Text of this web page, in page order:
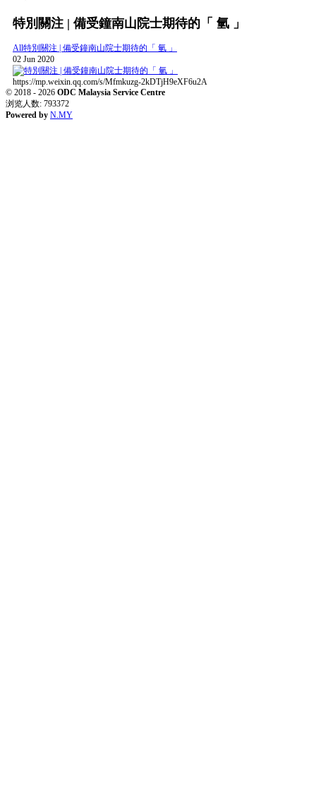
特別關注 | 備受鐘南山院士期待的「 氫 」
All特別關注 | 備受鐘南山院士期待的「 氫 」
02 Jun 2020
https://mp.weixin.qq.com/s/Mfmkuzg-2kDTjH9eXF6u2A
© 2018 - 2026 ODC Malaysia Service Centre
浏览人数: 793372
Powered by N.MY